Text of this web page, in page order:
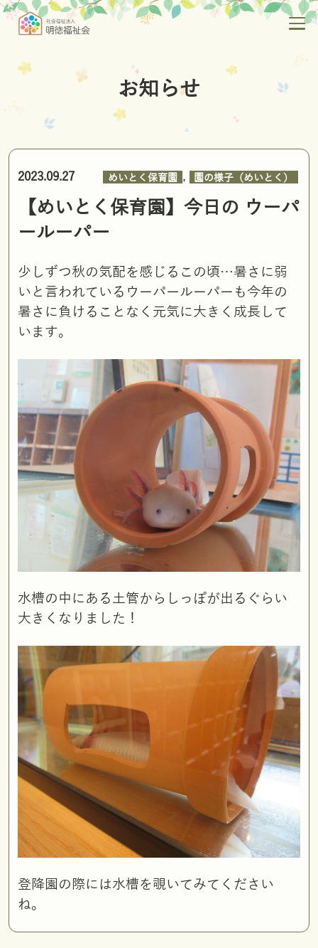
お知らせ
2023.09.27 めいとく保育園 , 園の様子（めいとく）
【めいとく保育園】今日の ウーパ
ールーパー
少しずつ秋の気配を感じるこの頃…暑さに弱
いと言われているウーパールーパーも今年の
暑さに負けることなく元気に大きく成長して
います。
水槽の中にある土管からしっぽが出るぐらい
大きくなりました！
登降園の際には水槽を覗いてみてください
ね。